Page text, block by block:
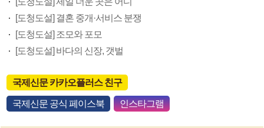
[도청도설] 결혼 중개·서비스 분쟁
[도청도설] 조모와 포모
[도청도설] 바다의 신장, 갯벌
국제신문 카카오플러스 친구
국제신문 공식 페이스북 인스타그램